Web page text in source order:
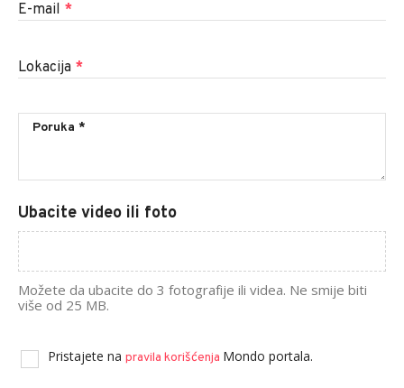
E-mail *
Lokacija *
Ubacite video ili foto
Možete da ubacite do 3 fotografije ili videa. Ne smije biti
više od 25 MB.
Pristajete na pravila korišćenja Mondo portala.